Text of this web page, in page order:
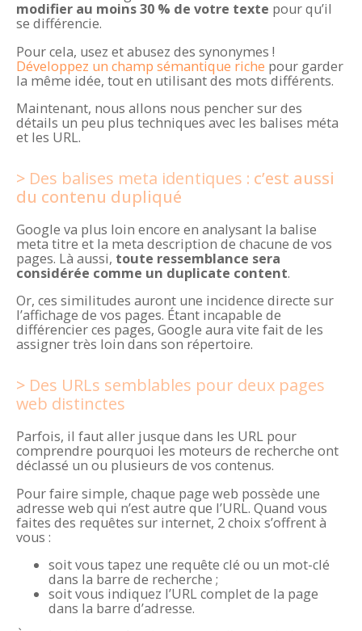
modifier au moins 30 % de votre texte pour qu’il
se différencie.
Pour cela, usez et abusez des synonymes !
Développez un champ sémantique riche pour garder
la même idée, tout en utilisant des mots différents.
Maintenant, nous allons nous pencher sur des
détails un peu plus techniques avec les balises méta
et les URL.
Des balises meta identiques : c’est aussi
du contenu dupliqué
Google va plus loin encore en analysant la balise
meta titre et la meta description de chacune de vos
pages. Là aussi, toute ressemblance sera
considérée comme un duplicate content.
Or, ces similitudes auront une incidence directe sur
l’affichage de vos pages. Étant incapable de
différencier ces pages, Google aura vite fait de les
assigner très loin dans son répertoire.
Des URLs semblables pour deux pages
web distinctes
Parfois, il faut aller jusque dans les URL pour
comprendre pourquoi les moteurs de recherche ont
déclassé un ou plusieurs de vos contenus.
Pour faire simple, chaque page web possède une
adresse web qui n’est autre que l’URL. Quand vous
faites des requêtes sur internet, 2 choix s’offrent à
vous :
soit vous tapez une requête clé ou un mot-clé
dans la barre de recherche ;
soit vous indiquez l’URL complet de la page
dans la barre d’adresse.